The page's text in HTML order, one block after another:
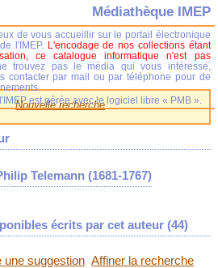
Nouvelle recherche
Telemann (1681-1767)
écrits par cet auteur (44)
une suggestion Affiner la recherche
Médiathèque IMEP
de vous accueillir sur le portail électronique
l'IMEP. L'encodage de nos collections étant
ce catalogue informatique n'est pas
trouvez pas le média qui vous intéresse,
contacter par mail ou par téléphone pour de
est gérée avec le logiciel libre « PMB ».